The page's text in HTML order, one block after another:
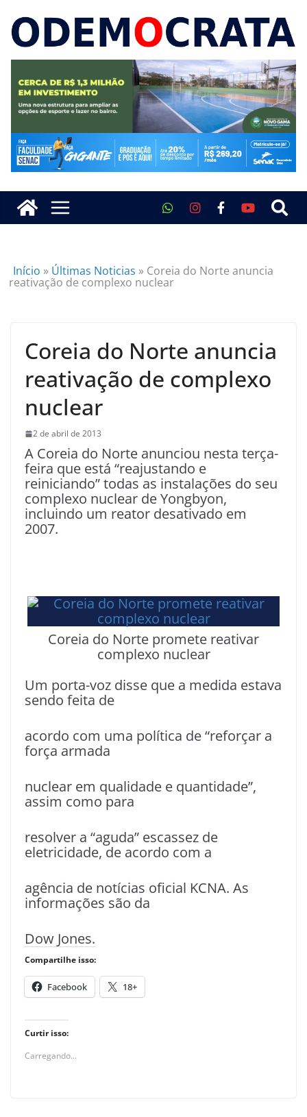
Início » Últimas Noticias » Coreia do Norte anuncia
reativação de complexo nuclear
Coreia do Norte anuncia
reativação de complexo
nuclear
2 de abril de 2013
A Coreia do Norte anunciou nesta terça-
feira que está “reajustando e
reiniciando” todas as instalações do seu
complexo nuclear de Yongbyon,
incluindo um reator desativado em
2007.
Coreia do Norte promete reativar
complexo nuclear
Um porta-voz disse que a medida estava
sendo feita de
acordo com uma política de “reforçar a
força armada
nuclear em qualidade e quantidade”,
assim como para
resolver a “aguda” escassez de
eletricidade, de acordo com a
agência de notícias oficial KCNA. As
informações são da
Dow Jones.
Compartilhe isso:
Facebook 18+
Curtir isso:
Carregando...